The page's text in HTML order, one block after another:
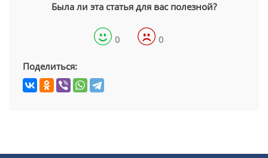
Была ли эта статья для вас полезной?
0 0
Поделиться: